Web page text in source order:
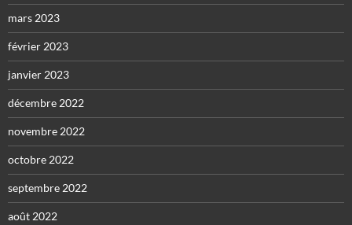
mars 2023
février 2023
janvier 2023
décembre 2022
novembre 2022
octobre 2022
septembre 2022
août 2022